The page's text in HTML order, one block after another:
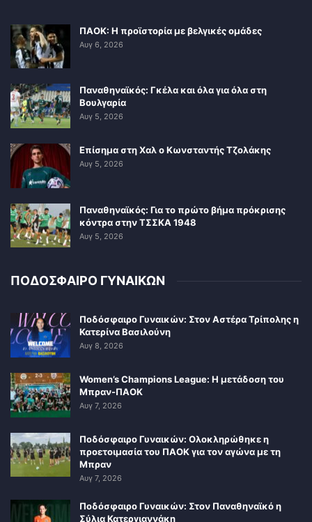
ΠΑΟΚ: Η προϊστορία με βελγικές ομάδες
Αυγ 6, 2026
Παναθηναϊκός: Γκέλα και όλα για όλα στη
Βουλγαρία
Αυγ 5, 2026
Επίσημα στη Χαλ ο Κωνσταντής Τζολάκης
Αυγ 5, 2026
Παναθηναϊκός: Για το πρώτο βήμα πρόκρισης
κόντρα στην ΤΣΣΚΑ 1948
Αυγ 5, 2026
ΠΟΔΟΣΦΑΙΡΟ ΓΥΝΑΙΚΩΝ
Ποδόσφαιρο Γυναικών: Στον Αστέρα Τρίπολης η
Κατερίνα Βασιλούνη
Αυγ 8, 2026
Women’s Champions League: Η μετάδοση του
Μπραν-ΠΑΟΚ
Αυγ 7, 2026
Ποδόσφαιρο Γυναικών: Ολοκληρώθηκε η
προετοιμασία του ΠΑΟΚ για τον αγώνα με τη
Μπραν
Αυγ 7, 2026
Ποδόσφαιρο Γυναικών: Στον Παναθηναϊκό η
Σύλια Κατεργιαννάκη